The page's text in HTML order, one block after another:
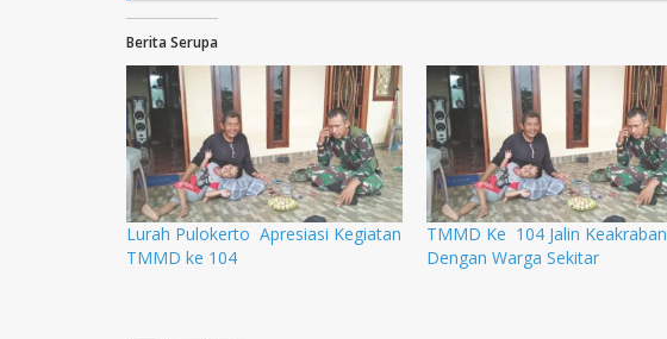
Berita Serupa
Lurah Pulokerto Apresiasi Kegiatan
TMMD ke 104
TMMD Ke 104 Jalin Keakraban
Dengan Warga Sekitar